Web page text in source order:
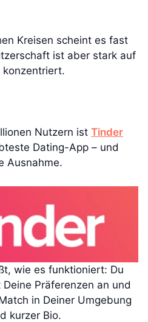
Kreisen scheint es fast
ist aber stark auf
Nutzern ist Tinder
Dating-App – und
Ausnahme.
wie es funktioniert: Du
Präferenzen an und
in Deiner Umgebung
kurzer Bio.